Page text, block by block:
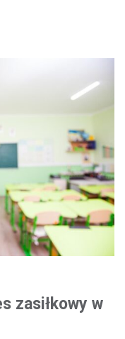
zasiłkowy w